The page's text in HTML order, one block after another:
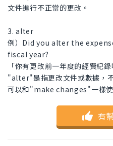
文件進行不正當的更改。
3. alter
例）Did you alter the
fiscal year?
「你有更改前一年度的經費紀錄
"alter"是指更改文件或數據，
可以和"make changes"一樣使
有